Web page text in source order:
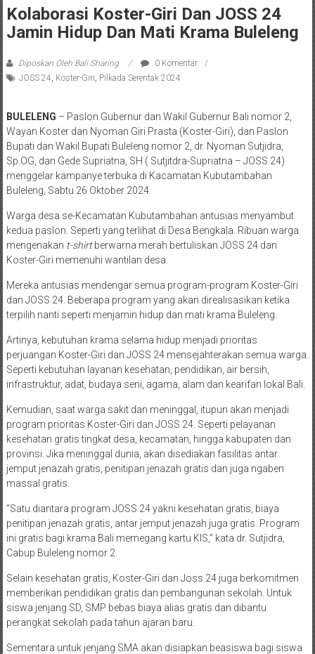
Kolaborasi Koster-Giri Dan JOSS 24
Jamin Hidup Dan Mati Krama Buleleng
Diposkan Oleh:Bali Sharing
0 Komentar
JOSS 24 Koster-Giri Pilkada Serentak 2024
BULELENG – Paslon Gubernur dan Wakil Gubernur Bali nomor 2,
Wayan Koster dan Nyoman Giri Prasta (Koster-Giri), dan Paslon
Bupati dan Wakil Bupati Buleleng nomor 2, dr. Nyoman Sutjidra,
Sp.OG, dan Gede Supriatna, SH ( Sutjitdra-Supriatna – JOSS 24)
menggelar kampanye terbuka di Kacamatan Kubutambahan
Buleleng, Sabtu 26 Oktober 2024.
Warga desa se-Kecamatan Kubutambahan antusias menyambut
kedua paslon. Seperti yang terlihat di Desa Bengkala. Ribuan warga
mengenakan t-shirtberwarna merah bertuliskan JOSS 24 dan
Koster-Giri memenuhi wantilan desa.
Mereka antusias mendengar semua program-program Koster-Giri
dan JOSS 24. Beberapa program yang akan direalisasikan ketika
terpilih nanti seperti menjamin hidup dan mati krama Buleleng.
Artinya, kebutuhan krama selama hidup menjadi prioritas
perjuangan Koster-Giri dan JOSS 24 mensejahterakan semua warga.
Seperti kebutuhan layanan kesehatan, pendidikan, air bersih,
infrastruktur, adat, budaya seni, agama, alam dan kearifan lokal Bali.
Kemudian, saat warga sakit dan meninggal, itupun akan menjadi
program prioritas Koster-Giri dan JOSS 24. Seperti pelayanan
kesehatan gratis tingkat desa, kecamatan, hingga kabupaten dan
provinsi. Jika meninggal dunia, akan disediakan fasilitas antar
jemput jenazah gratis, penitipan jenazah gratis dan juga ngaben
massal gratis.
“Satu diantara program JOSS 24 yakni kesehatan gratis, biaya
penitipan jenazah gratis, antar jemput jenazah juga gratis. Program
ini gratis bagi krama Bali memegang kartu KIS,” kata dr. Sutjidra,
Cabup Buleleng nomor 2.
Selain kesehatan gratis, Koster-Giri dan Joss 24 juga berkomitmen
memberikan pendidikan gratis dan pembangunan sekolah. Untuk
siswa jenjang SD, SMP bebas biaya alias gratis dan dibantu
perangkat sekolah pada tahun ajaran baru.
Sementara untuk jenjang SMA akan disiapkan beasiswa bagi siswa